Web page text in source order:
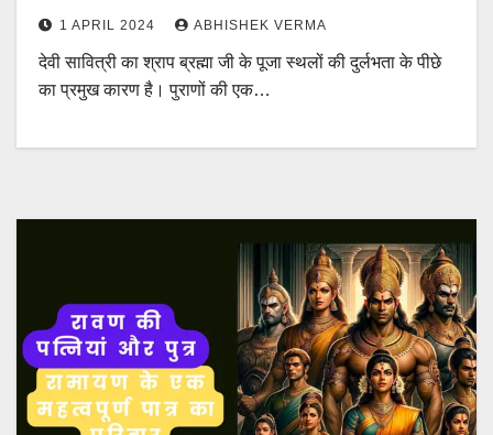
1 APRIL 2024 ABHISHEK VERMA
देवी सावित्री का श्राप ब्रह्मा जी के पूजा स्थलों की दुर्लभता के पीछे
का प्रमुख कारण है। पुराणों की एक…